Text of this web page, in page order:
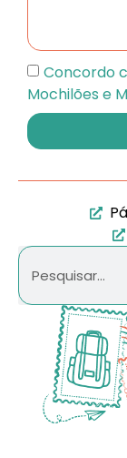
Concordo
Mochilões e